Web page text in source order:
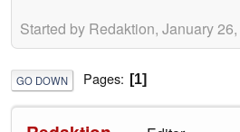
Started by Redaktion, January
GO DOWN Pages 1